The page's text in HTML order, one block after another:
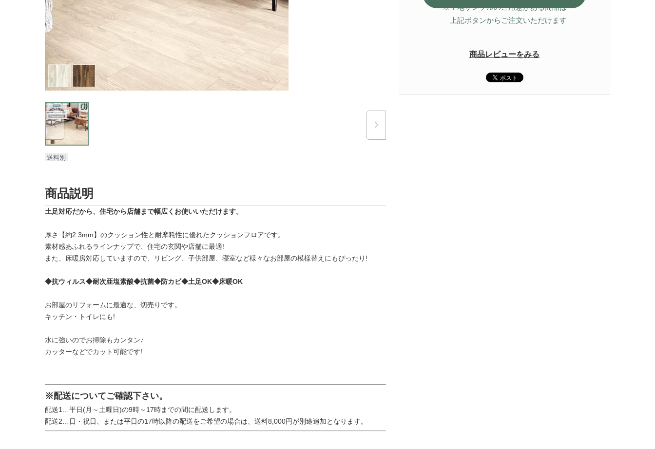
送料別
商品説明
土足対応だから、住宅から店舗まで幅広くお使いいただけます。
厚さ【約2.3mm】のクッション性と耐摩耗性に優れたクッションフロアです。
素材感あふれるラインナップで、住宅の玄関や店舗に最適!
また、床暖房対応していますので、リビング、子供部屋、寝室など様々なお部屋の模様替えにもぴったり!
◆抗ウィルス◆耐次亜塩素酸◆抗菌◆防カビ◆土足OK◆床暖OK
お部屋のリフォームに最適な、切売りです。
キッチン・トイレにも!
水に強いのでお掃除もカンタン♪
カッターなどでカット可能です!
※配送についてご確認下さい。
配送1…平日(月～土曜日)の9時～17時までの間に配送します。
配送2…日・祝日、または平日の17時以降の配送をご希望の場合は、送料8,000円が別途追加となります。
※生地サンプルのご用意がある商品は
上記ボタンからご注文いただけます
商品レビューをみる